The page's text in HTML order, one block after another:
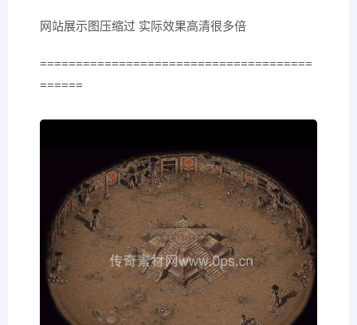
网站展示图压缩过 实际效果高清很多倍
======================================
======